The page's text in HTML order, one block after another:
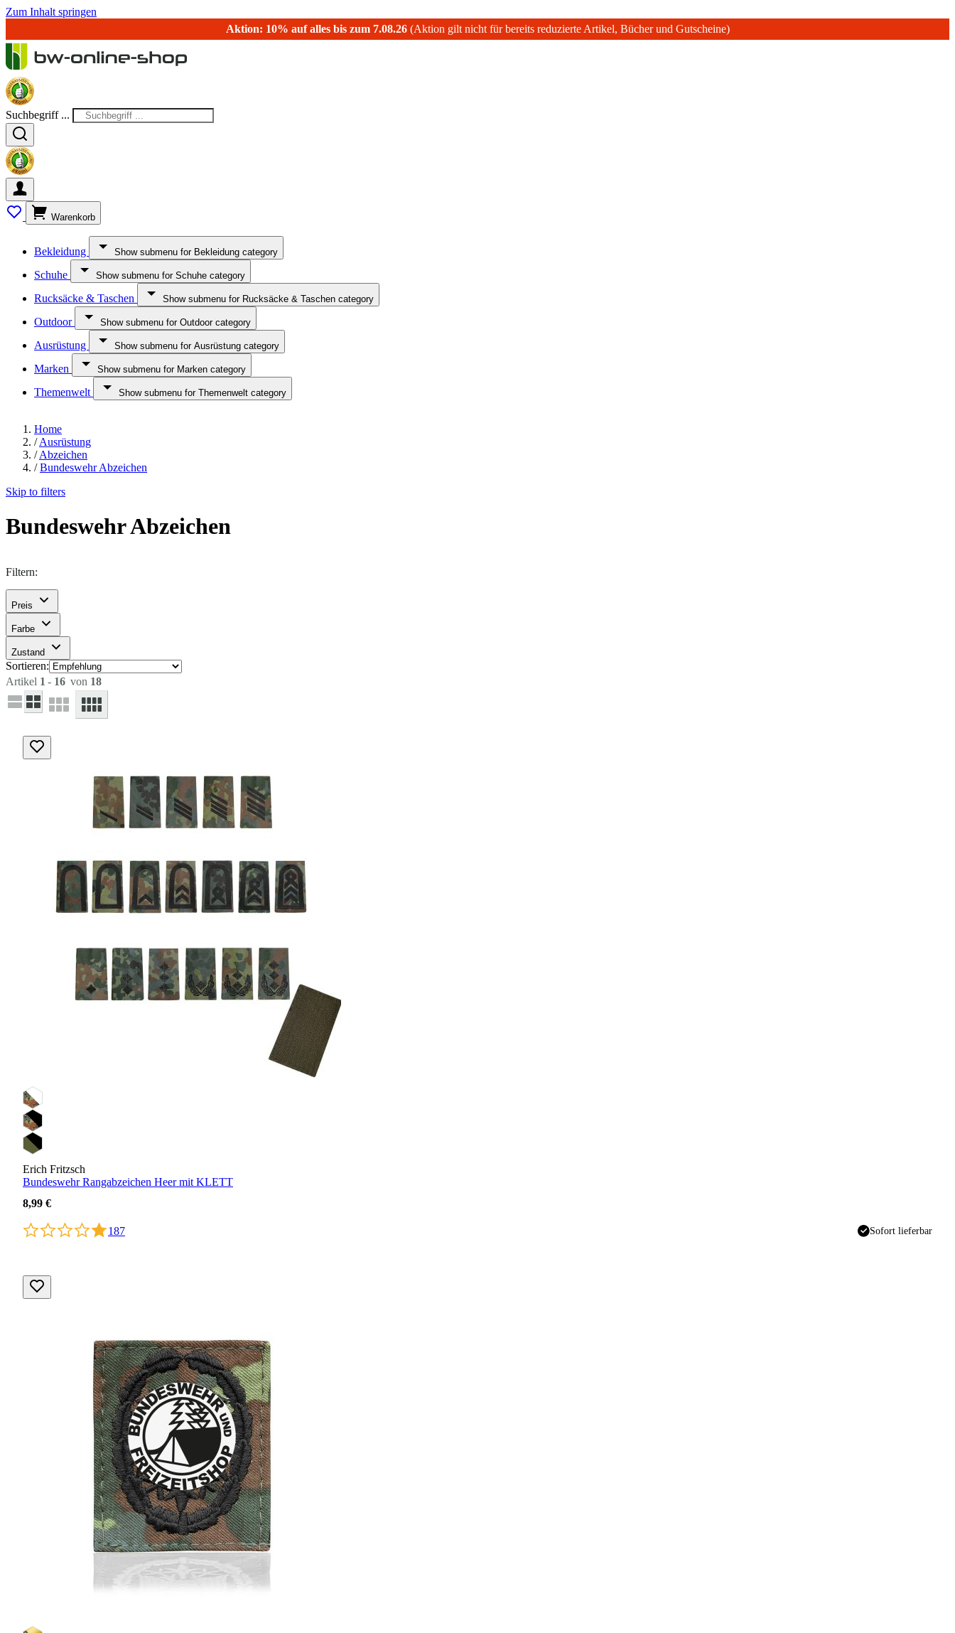
Zum Inhalt springen
Aktion: 10% auf alles bis zum 7.08.26(Aktion gilt nicht für bereits reduzierte Artikel, Bücher und Gutscheine)
Suchbegriff ...
Warenkorb
Bekleidung Show submenu for Bekleidung category
Schuhe Show submenu for Schuhe category
Rucksäcke & Taschen Show submenu for Rucksäcke & Taschen category
Outdoor Show submenu for Outdoor category
Ausrüstung Show submenu for Ausrüstung category
Marken Show submenu for Marken category
Themenwelt Show submenu for Themenwelt category
Home
/ Ausrüstung
/ Abzeichen
/ Bundeswehr Abzeichen
Skip to filters
Bundeswehr Abzeichen
Filtern:
Preis
Farbe
Zustand
Sortieren:
Artikel 1 - 16 von 18
Erich Fritzsch
Bundeswehr Rangabzeichen Heer mit KLETT
8,99 €
Sofort lieferbar
187